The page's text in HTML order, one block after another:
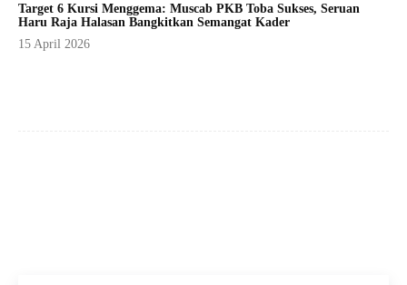
Target 6 Kursi Menggema: Muscab PKB Toba Sukses, Seruan
Haru Raja Halasan Bangkitkan Semangat Kader
15 April 2026